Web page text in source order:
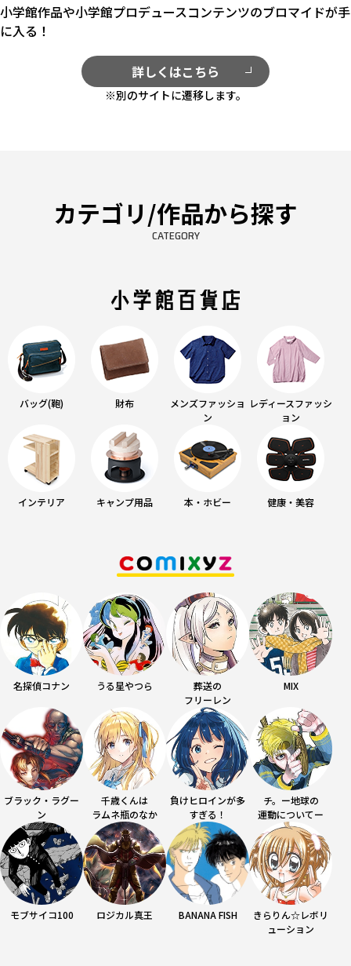
小学館作品や小学館プロデュースコンテンツのブロマイドが手
に入る！
詳しくはこちら
※別のサイトに遷移します。
カテゴリ/作品から探す
CATEGORY
バッグ(鞄) 財布
メンズファッショ
ン
レディースファッシ
ョン
インテリア キャンプ用品 本・ホビー 健康・美容
名探偵コナン うる星やつら
葬送の
フリーレン
MIX
ブラック・ラグー
ン
千歳くんは
ラムネ瓶のなか
負けヒロインが多
すぎる！
チ。ー地球の
運動についてー
モブサイコ100 ロジカル真王 BANANA FISH
きらりん☆レボリ
ューション